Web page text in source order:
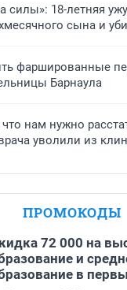
силы»: 18-летняя
сына и
фаршированные
Барнаула
нам нужно
уволили из
ПРОМОКОДЫ
72 000 на
и
в